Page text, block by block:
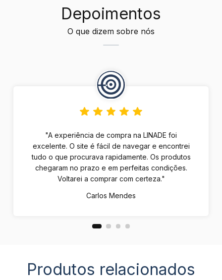
Depoimentos
O que dizem sobre nós
"A experiência de compra na LINADE foi
excelente. O site é fácil de navegar e encontrei
tudo o que procurava rapidamente. Os produtos
chegaram no prazo e em perfeitas condições.
Voltarei a comprar com certeza."
Carlos Mendes
Produtos relacionados